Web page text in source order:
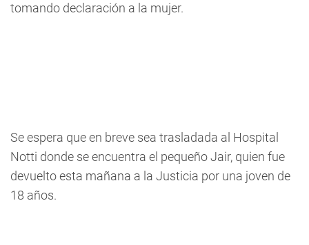
tomando declaración a la mujer.
Se espera que en breve sea trasladada al Hospital
Notti donde se encuentra el pequeño Jair, quien fue
devuelto esta mañana a la Justicia por una joven de
18 años.